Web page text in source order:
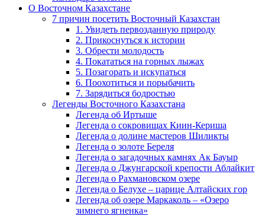
О Восточном Казахстане
7 причин посетить Восточный Казахстан
1. Увидеть первозданную природу
2. Прикоснуться к истории
3. Обрести молодость
4. Покататься на горных лыжах
5. Позагорать и искупаться
6. Поохотиться и порыбачить
7. Зарядиться бодростью
Легенды Восточного Казахстана
Легенда об Иртыше
Легенда о сокровищах Киин-Кериша
Легенда о долине мастеров Шиликты
Легенда о золоте Береля
Легенда о загадочных камнях Ак Бауыр
Легенда о Джунгарской крепости Аблайкит
Легенда о Рахмановском озере
Легенда о Белухе – царице Алтайских гор
Легенда об озере Маркаколь – «Озеро
зимнего ягненка»